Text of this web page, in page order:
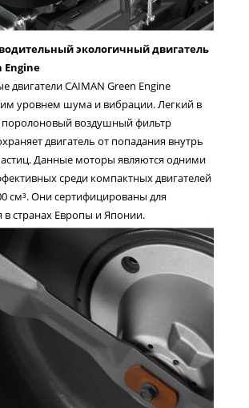
экологичный двигатель
Engine
двигатели CAIMAN Green Engine
уровнем шума и вибрации. Легкий в
воздушный фильтр
двигатель от попадания внутрь
Данные моторы являются одними
среди компактных двигателей
см³. Они сертифицированы для
в странах Европы и Японии.